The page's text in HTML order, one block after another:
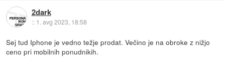
2dark
:: 1. avg 2023, 18:58
Sej tud Iphone je vedno težje prodat. Večino je na obroke z nižjo
ceno pri mobilnih ponudnikih.